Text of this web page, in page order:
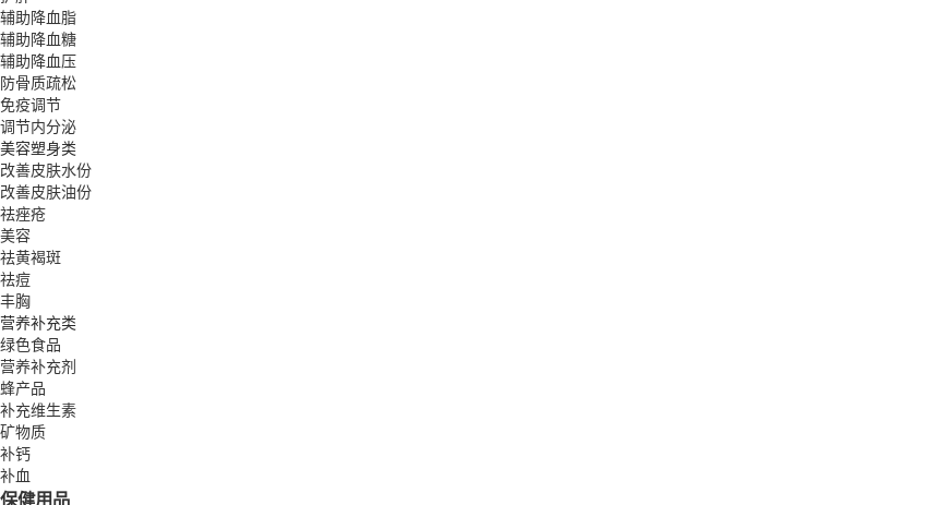
辅助降血脂
辅助降血糖
辅助降血压
防骨质疏松
免疫调节
调节内分泌
美容塑身类
改善皮肤水份
改善皮肤油份
祛痤疮
美容
祛黄褐斑
祛痘
丰胸
营养补充类
绿色食品
营养补充剂
蜂产品
补充维生素
矿物质
补钙
补血
保健用品